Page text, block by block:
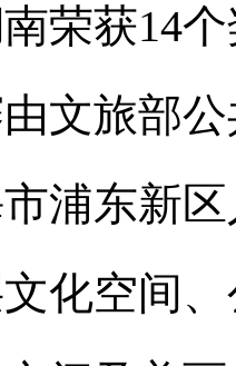
荣获14
旅部公
浦东新
化空间